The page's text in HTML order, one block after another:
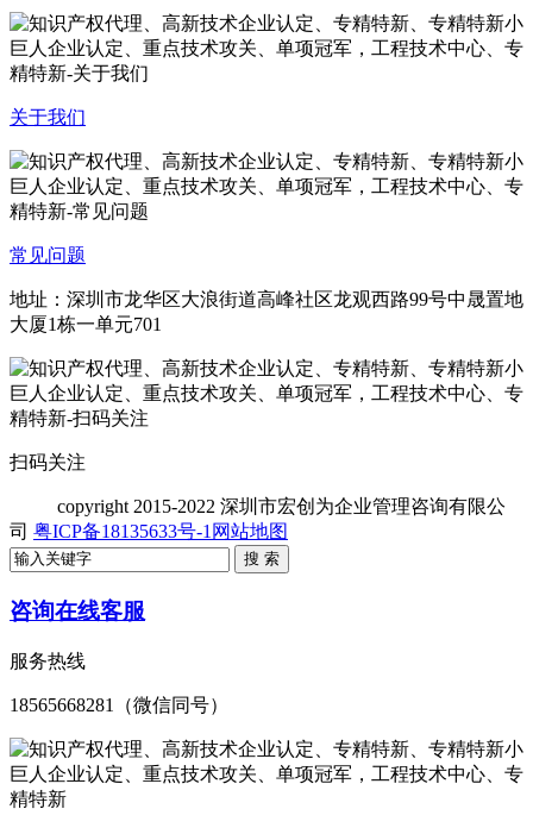
关于我们
常见问题
地址：深圳市龙华区大浪街道高峰社区龙观西路99号中晟置地
大厦1栋一单元701
扫码关注
copyright 2015-2022 深圳市宏创为企业管理咨询有限公
司 粤ICP备18135633号-1 网站地图
咨询在线客服
服务热线
18565668281（微信同号）